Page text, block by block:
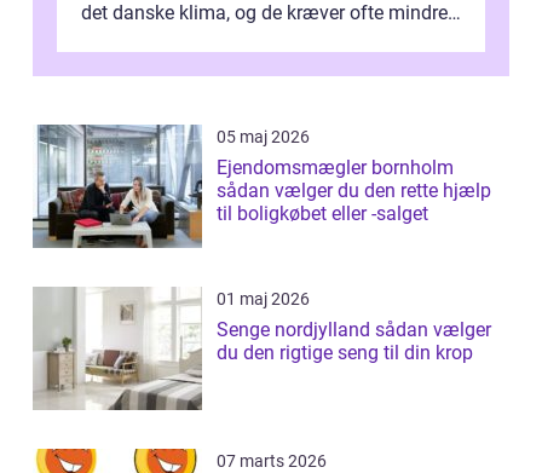
det danske klima, og de kræver ofte mindre
05 maj 2026
Ejendomsmægler bornholm
sådan vælger du den rette hjælp
til boligkøbet eller -salget
01 maj 2026
Senge nordjylland sådan vælger
du den rigtige seng til din krop
07 marts 2026